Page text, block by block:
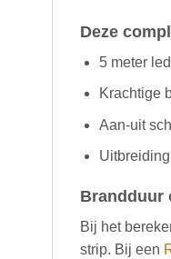
Deze
5 meter
Krachtige
Aan-uit
Brandduur
Bij het
strip. Bij een